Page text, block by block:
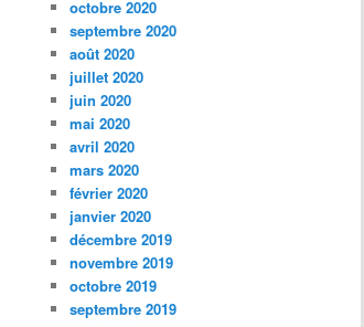
octobre 2020
septembre 2020
août 2020
juillet 2020
juin 2020
mai 2020
avril 2020
mars 2020
février 2020
janvier 2020
décembre 2019
novembre 2019
octobre 2019
septembre 2019